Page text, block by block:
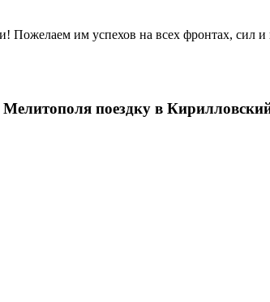
Пожелаем им успехов на всех фронтах, сил
поездку в